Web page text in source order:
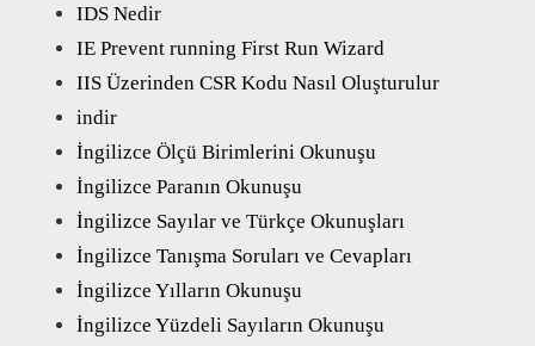
IDS Nedir
IE Prevent running First Run Wizard
IIS Üzerinden CSR Kodu Nasıl Oluşturulur
indir
İngilizce Ölçü Birimlerini Okunuşu
İngilizce Paranın Okunuşu
İngilizce Sayılar ve Türkçe Okunuşları
İngilizce Tanışma Soruları ve Cevapları
İngilizce Yılların Okunuşu
İngilizce Yüzdeli Sayıların Okunuşu